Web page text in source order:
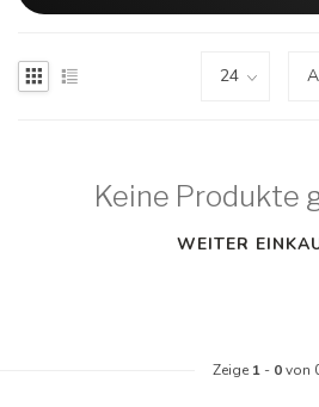
Keine Produkte
WEITER
Zeige 1 - 0von